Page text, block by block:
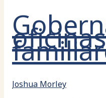
oficinas
Joshua Morley